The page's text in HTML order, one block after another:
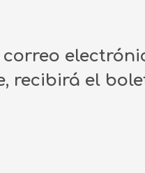
correo
recibirá el